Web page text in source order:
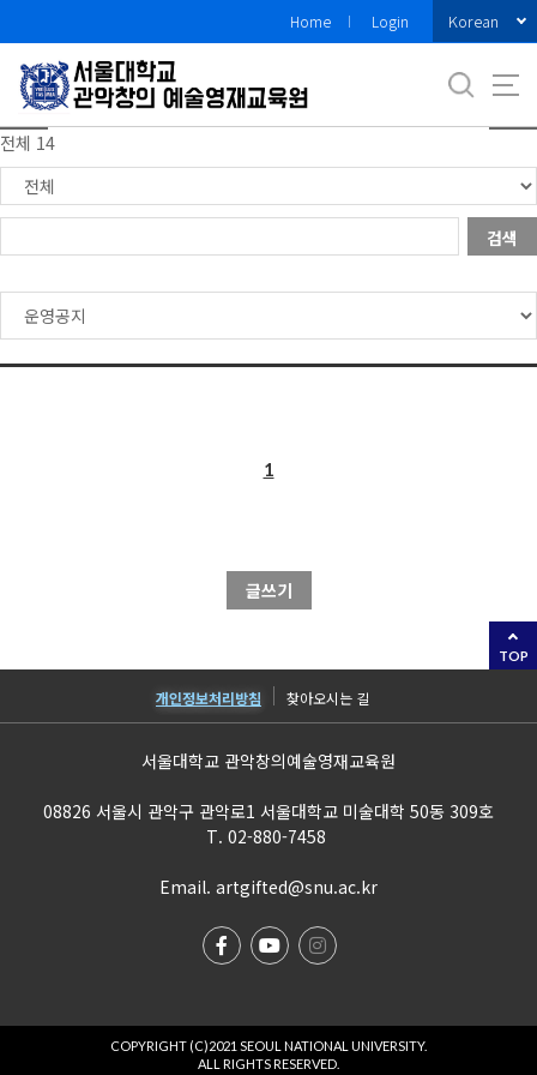
로
메
뉴
Home Login Korean
전체 14
검색
1
글쓰기
TOP
개인정보처리방침 찾아오시는 길
서울대학교 관악창의예술영재교육원
08826 서울시 관악구 관악로1 서울대학교 미술대학 50동 309호
T. 02-880-7458
Email. artgifted@snu.ac.kr
COPYRIGHT (C)2021 SEOUL NATIONAL UNIVERSITY.
ALL RIGHTS RESERVED.